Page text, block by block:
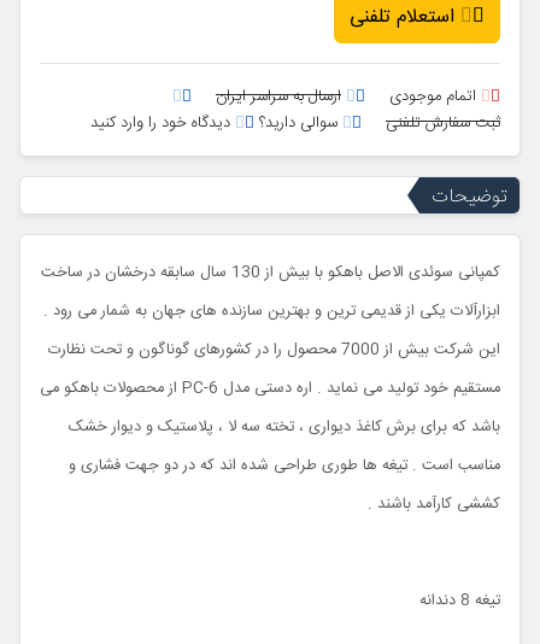
استعلام تلفنی
اتمام موجودی
ارسال به سراسر ایران
ثبت سفارش تلفنی
سوالی دارید؟ دیدگاه خود را وارد کنید
توضیحات
کمپانی سوئدی الاصل باهکو با بیش از 130 سال سابقه درخشان در ساخت
ابزارآلات یکی از قدیمی ترین و بهترین سازنده های جهان به شمار می رود .
این شرکت بیش از 7000 محصول را در کشورهای گوناگون و تحت نظارت
مستقیم خود تولید می نماید . اره دستی مدل PC-6 از محصولات باهکو می
باشد که برای برش کاغذ دیواری ، تخته سه لا ، پلاستیک و دیوار خشک
مناسب است . تیغه ها طوری طراحی شده اند که در دو جهت فشاری و
کششی کارآمد باشند .
تیغه 8 دندانه